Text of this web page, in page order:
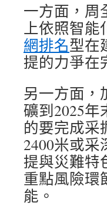
一方面，周
上依照智能
網排名型在
提的力爭在
另一方面，
礦到2025
的要完成采
2400米或
提與災難特
重點風險環
能。